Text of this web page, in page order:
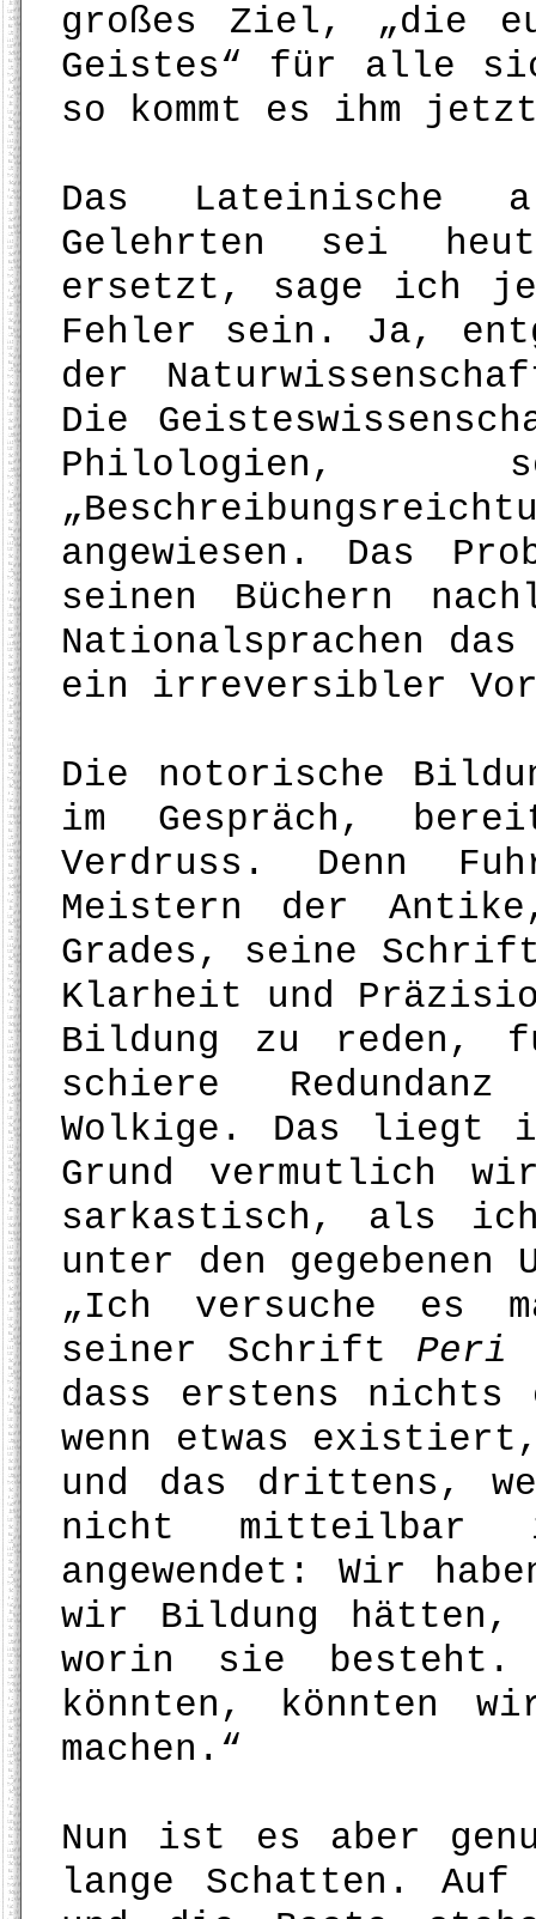
großes Ziel, „die
Geistes“ für alle
so kommt es ihm
Das Lateinische
Gelehrten sei
ersetzt, sage ich
Fehler sein. Ja,
der
Die
angewiesen. Das
seinen Büchern
Nationalsprachen
ein irreversibler
Die notorische
im Gespräch,
Verdruss. Denn
Meistern der
Grades, seine
Klarheit und
Bildung zu reden,
schiere
Wolkige. Das liegt
Grund vermutlich
sarkastisch, als
unter den gegebenen
„Ich versuche es
seiner Schrift Peri
dass erstens
wenn etwas
und das drittens,
nicht mitteilbar
angewendet: Wir
wir Bildung hätten,
worin sie besteht.
könnten, könnten
machen.“
Nun ist es aber
lange Schatten. Auf